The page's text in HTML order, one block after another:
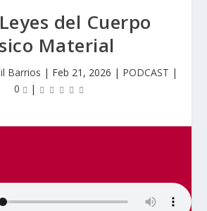
del Cuerpo
Material
Barrios | Feb 21, 2026 | PODCAST |
0
|